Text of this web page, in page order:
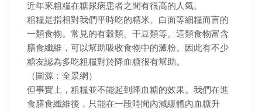
近年來粗糧在糖尿病患者之間有很高的人氣。
粗糧是指相對我們平時吃的精米、白面等細糧而言的
一類食物。常見的有穀類、干豆類等。這類食物富含
膳食纖維，可以幫助吸收食物中的澱粉。因此有不少
糖友認為多吃粗糧對於降血糖很有幫助。
（圖源：全景網）
但事實上，粗糧並不能起到降血糖的效果。我們在進
食膳食纖維後，只能在一段時間內減緩體內血糖升